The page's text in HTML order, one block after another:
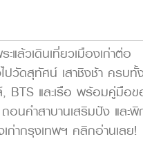
ล้วเดินเที่ยวเมืองเก่าต่อ
ปวัดสุทัศน์ เสาชิงช้า ครบทั้
BTS และเรือ พร้อมคู่มือข
นคำสาบานเสริมปัง และ
ก่ากรุงเทพฯ คลิกอ่านเลย!